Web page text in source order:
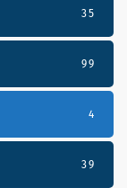
35
99
4
39